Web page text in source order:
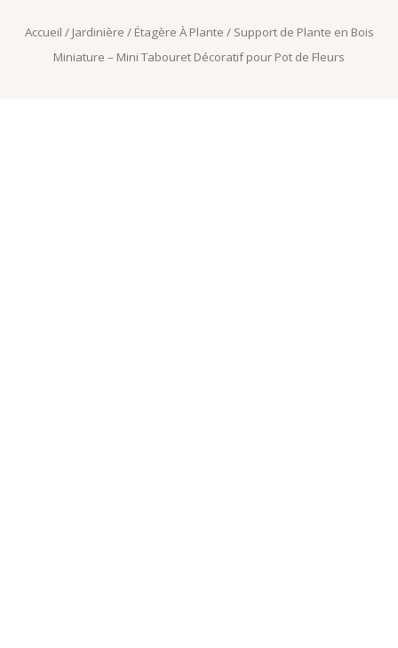
Accueil / Jardinière / Étagère À Plante / Support de Plante en Bois
Miniature – Mini Tabouret Décoratif pour Pot de Fleurs